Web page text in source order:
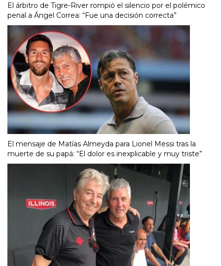
El árbitro de Tigre-River rompió el silencio por el polémico
penal a Ángel Correa: “Fue una decisión correcta”
El mensaje de Matías Almeyda para Lionel Messi tras la
muerte de su papá: “El dolor es inexplicable y muy triste”